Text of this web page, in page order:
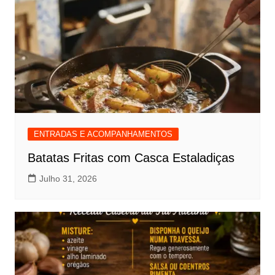
ENTRADAS E ACOMPANHAMENTOS
Batatas Fritas com Casca Estaladiças
Julho 31, 2026